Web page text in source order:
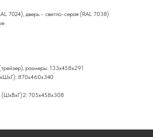
7024), дверь - светло-серая (RAL 7038)
размеры: 133x458x291
870x460x340
(ШхВхГ)2: 705x458x308